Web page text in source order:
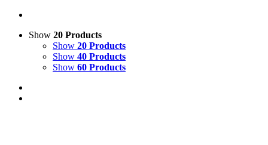
Show 20 Products
Show 20 Products
Show 40 Products
Show 60 Products